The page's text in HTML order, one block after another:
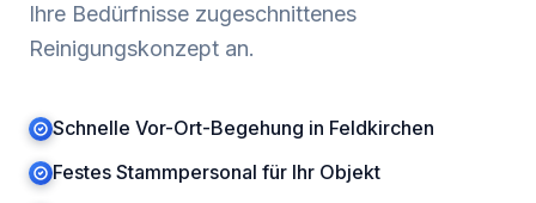
Ihre Bedürfnisse zugeschnittenes
Reinigungskonzept an.
Schnelle Vor-Ort-Begehung in Feldkirchen
Festes Stammpersonal für Ihr Objekt